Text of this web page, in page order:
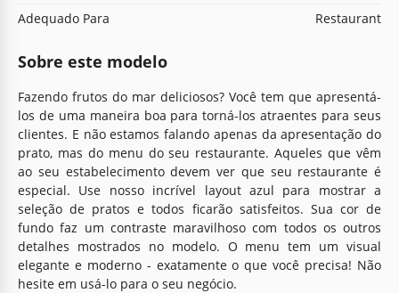
Adequado Para Restaurant
Sobre este modelo
Fazendo frutos do mar deliciosos? Você tem que apresentá-
los de uma maneira boa para torná-los atraentes para seus
clientes. E não estamos falando apenas da apresentação do
prato, mas do menu do seu restaurante. Aqueles que vêm
ao seu estabelecimento devem ver que seu restaurante é
especial. Use nosso incrível layout azul para mostrar a
seleção de pratos e todos ficarão satisfeitos. Sua cor de
fundo faz um contraste maravilhoso com todos os outros
detalhes mostrados no modelo. O menu tem um visual
elegante e moderno - exatamente o que você precisa! Não
hesite em usá-lo para o seu negócio.